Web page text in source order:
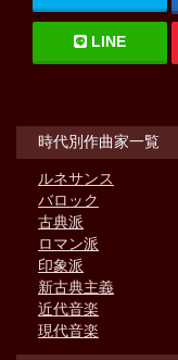
LINE
時代別作曲家一覧
ルネサンス
バロック
古典派
ロマン派
印象派
新古典主義
近代音楽
現代音楽